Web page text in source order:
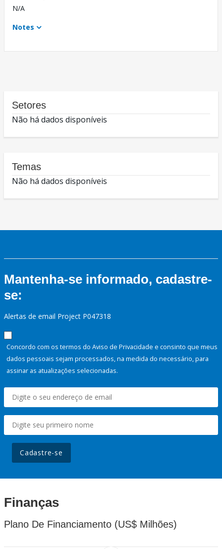
N/A
Notes
Setores
Não há dados disponíveis
Temas
Não há dados disponíveis
Mantenha-se informado, cadastre-
se:
Alertas de email Project P047318
Concordo com os termos do Aviso de Privacidade e consinto que meus
dados pessoais sejam processados, na medida do necessário, para
assinar as atualizações selecionadas.
Cadastre-se
Finanças
Plano De Financiamento (US$ Milhões)